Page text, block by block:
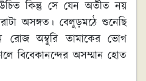
উচিত কিন্তু সে যেন অতীত নয়
অসঙ্গত। বেলুড়মঠে শুনেছি
রোজ অম্বুরি তামাকের ভোগ
বিবেকানন্দের অসম্মান হোত